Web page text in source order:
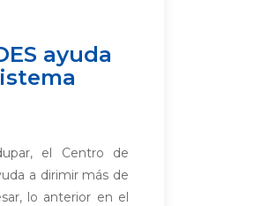
ayuda
el Centro de
a dirimir más de
lo anterior en el